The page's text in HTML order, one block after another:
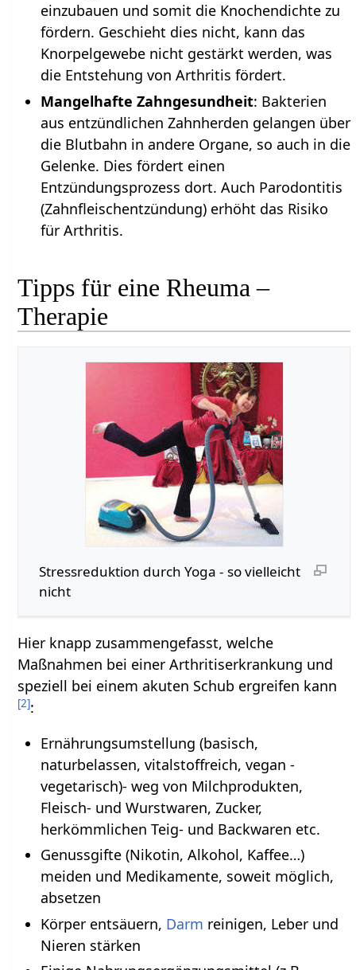
einzubauen und somit die Knochendichte zu
fördern. Geschieht dies nicht, kann das
Knorpelgewebe nicht gestärkt werden, was
die Entstehung von Arthritis fördert.
Mangelhafte Zahngesundheit: Bakterien
aus entzündlichen Zahnherden gelangen über
die Blutbahn in andere Organe, so auch in die
Gelenke. Dies fördert einen
Entzündungsprozess dort. Auch Parodontitis
(Zahnfleischentzündung) erhöht das Risiko
für Arthritis.
Tipps für eine Rheuma –
Therapie
Stressreduktion durch Yoga - so vielleicht
nicht
Hier knapp zusammengefasst, welche
Maßnahmen bei einer Arthritiserkrankung und
speziell bei einem akuten Schub ergreifen kann
[2]:
Ernährungsumstellung (basisch,
naturbelassen, vitalstoffreich, vegan -
vegetarisch)- weg von Milchprodukten,
Fleisch- und Wurstwaren, Zucker,
herkömmlichen Teig- und Backwaren etc.
Genussgifte (Nikotin, Alkohol, Kaffee…)
meiden und Medikamente, soweit möglich,
absetzen
Körper entsäuern, Darm reinigen, Leber und
Nieren stärken